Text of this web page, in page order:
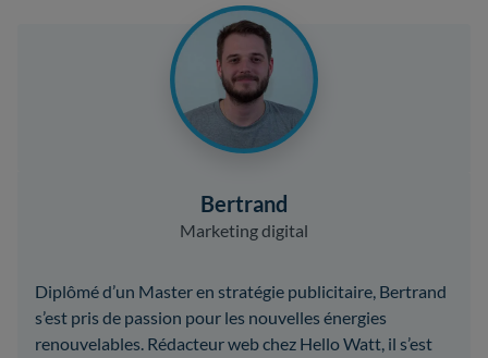
Bertrand
Marketing digital
Diplômé d’un Master en stratégie publicitaire, Bertrand
s’est pris de passion pour les nouvelles énergies
renouvelables. Rédacteur web chez Hello Watt, il s’est